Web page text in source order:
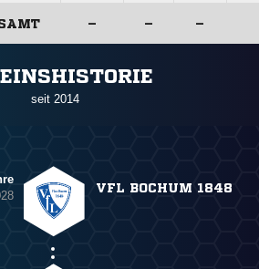
– – –
seit 2014
VFL BOCHUM 1848